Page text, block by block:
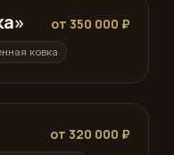
от 350 000 ₽
ковка
от 320 000 ₽